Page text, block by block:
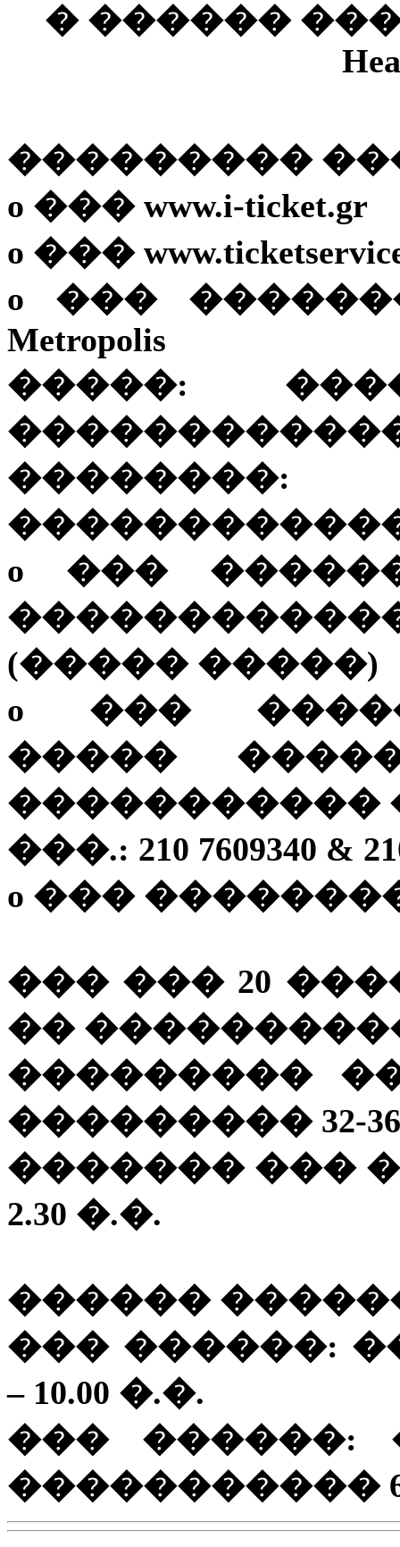
� ������
���������
o ��� www.i-ticket.gr
o ���
o ���
Metropolis
�����:
������������
o ��� ������
(����� �����)
o ���
�����
�����������
���.: 210 7609340 &
o ���
��� ��� 20
��
���������
��������� 32-36
������� ���
2.30 �.�.
������
��� ������:
– 10.00 �.�.
��� ������:
�����������